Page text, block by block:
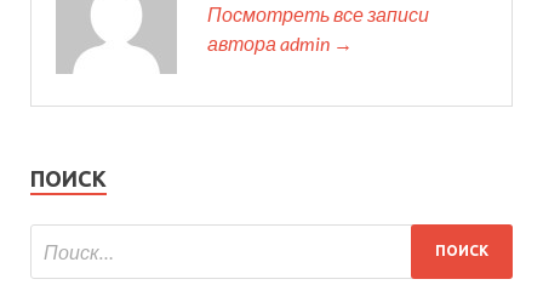
Посмотреть все записи
автора admin →
ПОИСК